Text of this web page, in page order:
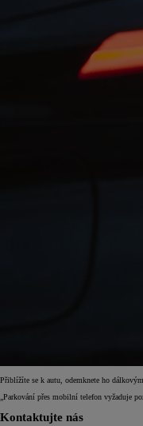
Přiblížíte se k autu, odemknete ho
„Parkování přes mobilní telefon vyžaduje
Kontaktujte nás